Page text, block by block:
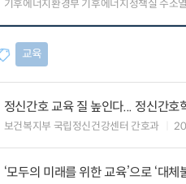
기후에너지환경부 기후에너지정책실 수소
교육
정신간호 교육 질 높인다... 정신간
보건복지부 국립정신건강센터 간호과
‘모두의 미래를 위한 교육’으로 ‘대체